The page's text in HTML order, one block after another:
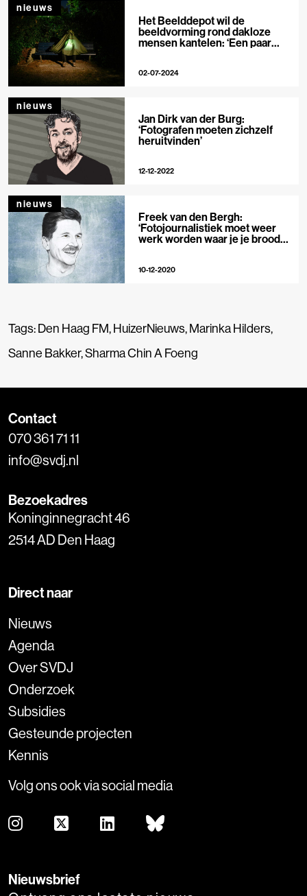
nieuws
Het Beelddepot wil de
beeldvorming rond dakloze
mensen kantelen: ‘Een paar
02-07-2024
nieuws
Jan Dirk van der Burg:
‘Fotografen moeten zichzelf
heruitvinden’
12-12-2022
nieuws
Freek van den Bergh:
‘Fotojournalistiek moet weer
werk worden waar je je brood
10-12-2020
Tags:Den Haag FM,HuizerNieuws,Marinka Hilders,
Sanne Bakker,Sharma Chin A Foeng
Contact
070 361 71 11
info@svdj.nl
Bezoekadres
Koninginnegracht 46
2514 AD Den Haag
Direct naar
Nieuws
Agenda
Over SVDJ
Onderzoek
Subsidies
Gesteunde projecten
Kennis
Volg ons ook via social media
Nieuwsbrief